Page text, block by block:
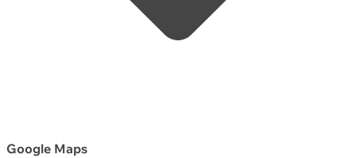
Google Maps